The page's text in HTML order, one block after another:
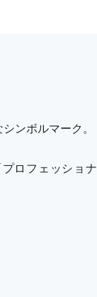
ンボルマーク。
ロフェッショナ